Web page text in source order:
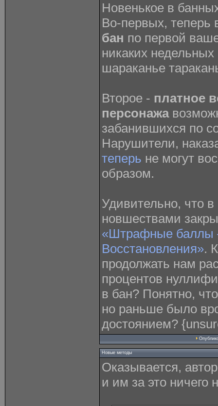
Новенькое в
Во-первых, теперь
бан по первой
никаких
шараканье
Второе - платное
персонажа
забанившихся по
Нарушители,
теперь не могут
образом.
Удивительно, что
новшествами
«Штрафные баллы
Восстановления».
продолжать нам
процентов
в бан? Понятно,
но раньше было
достоянием?
Новые методы
Оказывается,
и им за это ничего